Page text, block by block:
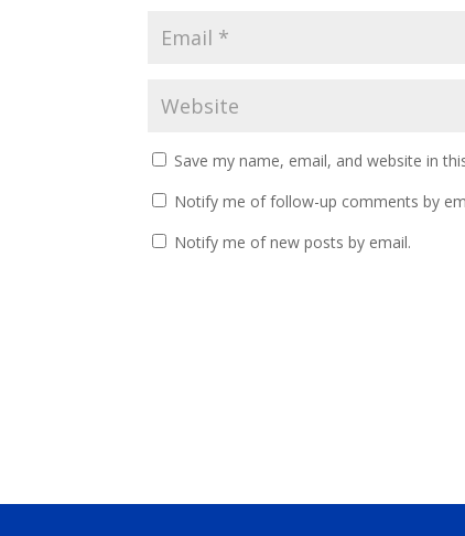
Save my name, email, and website in
Notify me of follow-up comments by
Notify me of new posts by email.